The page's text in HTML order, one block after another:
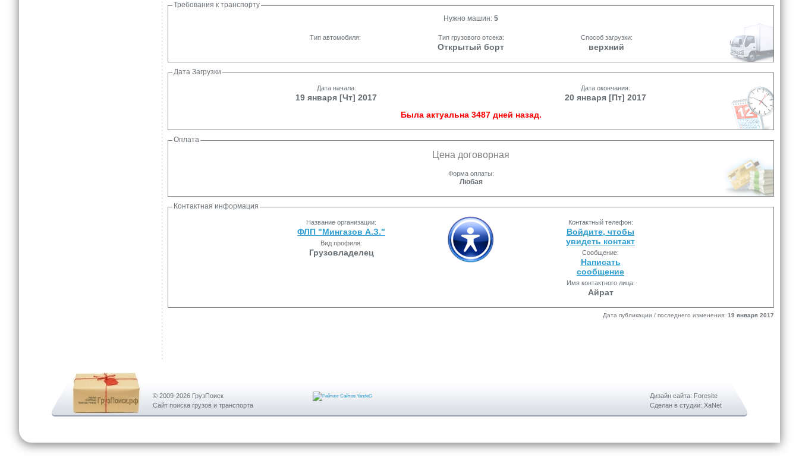
Требования к транспорту
Нужно машин: 5
Тип автомобиля: Тип грузового отсека:
Открытый борт
Способ загрузки:
верхний
Дата Загрузки
Дата начала:
19 января [Чт] 2017
Дата окончания:
20 января [Пт] 2017
Была актуальна 3487 дней назад.
Оплата
Цена договорная
Форма оплаты:
Любая
Контактная информация
Название организации:
ФЛП "Мингазов А.З."
Вид профиля:
Грузовладелец
Контактный телефон:
Войдите, чтобы
увидеть контакт
Сообщение:
Написать
сообщение
Имя контактного лица:
Айрат
Дата публикации / последнего изменения: 19 января 2017
© 2009-2026 ГрузПоиск
Сайт поиска грузов и транспорта
Дизайн сайта: Foresite
Сделан в студии: XaNet